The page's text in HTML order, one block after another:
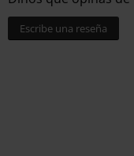
Escribe una reseña